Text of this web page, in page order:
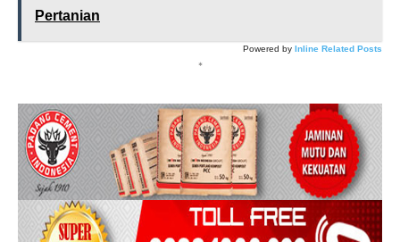
Pertanian
Powered by Inline Related Posts
*